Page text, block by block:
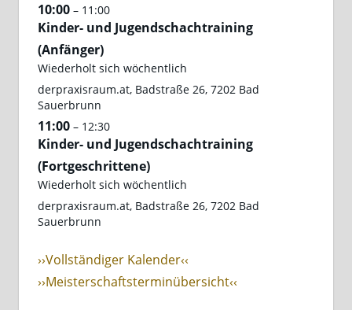
10:00 – 11:00
Kinder- und Jugendschachtraining
(Anfänger)
Wiederholt sich wöchentlich
derpraxisraum.at, Badstraße 26, 7202 Bad
Sauerbrunn
11:00 – 12:30
Kinder- und Jugendschachtraining
(Fortgeschrittene)
Wiederholt sich wöchentlich
derpraxisraum.at, Badstraße 26, 7202 Bad
Sauerbrunn
››Vollständiger Kalender‹‹
››Meisterschaftsterminübersicht‹‹